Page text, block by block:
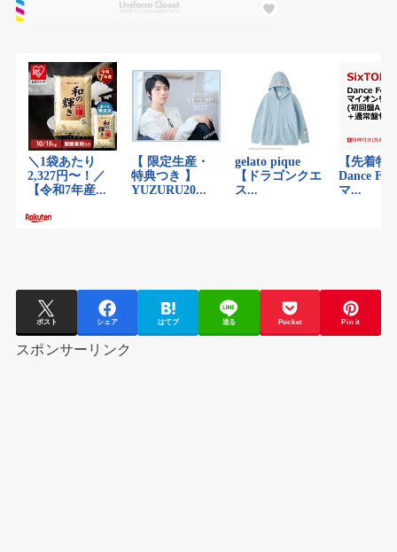
ポスト シェア はてブ 送る Pocket Pin it
スポンサーリンク